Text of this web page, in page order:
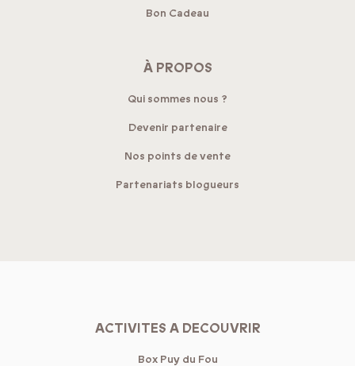
Bon Cadeau
À PROPOS
Qui sommes nous ?
Devenir partenaire
Nos points de vente
Partenariats blogueurs
ACTIVITES A DECOUVRIR
Box Puy du Fou